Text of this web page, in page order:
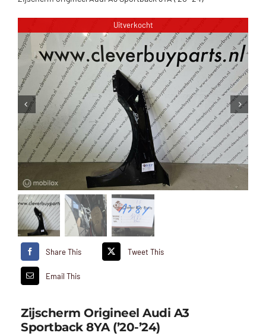
Uitverkocht
Share This Tweet This
Email This
Zijscherm Origineel Audi A3
Sportback 8YA (’20-’24)